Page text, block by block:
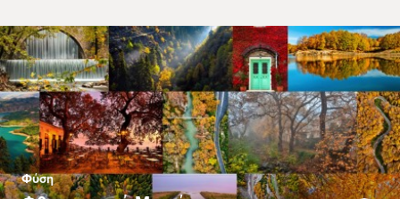
Φύση